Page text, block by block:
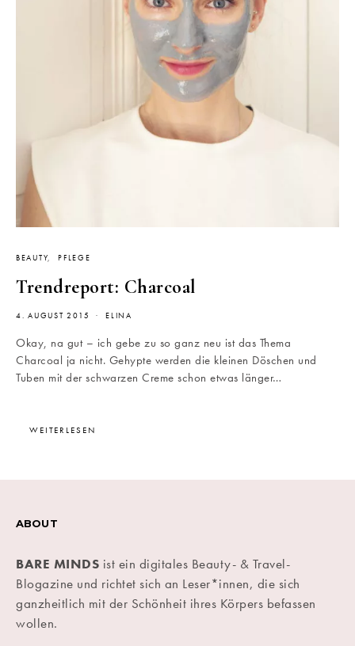
BEAUTY PFLEGE
Trendreport: Charcoal
4. AUGUST 2015 ELINA
Okay, na gut – ich gebe zu so ganz neu ist das Thema
Charcoal ja nicht. Gehypte werden die kleinen Döschen und
Tuben mit der schwarzen Creme schon etwas länger…
WEITERLESEN
ABOUT
BARE MINDS ist ein digitales Beauty- & Travel-
Blogazine und richtet sich an Leser*innen, die sich
ganzheitlich mit der Schönheit ihres Körpers befassen
wollen.